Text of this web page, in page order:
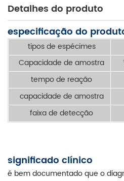
Detalhes do produto
especificação do
tipos de espécimes
Capacidade de amostra
tempo de reação
capacidade de amostra
faixa de detecção
significado clínico
é bem documentado que o